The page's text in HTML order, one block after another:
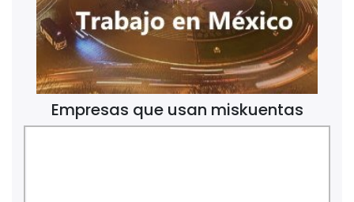
Empresas que usan miskuentas